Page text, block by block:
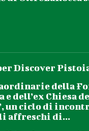
Discover
della
e dell’ex Chiesa
un ciclo di
affreschi di...